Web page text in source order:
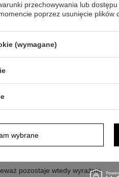
łańcuszek oraz estetyczne
upominek, który nie
charakter prezentu
i dedykacja
stylizacji, zwłaszcza przy
dobrze współgra z
pozostaje wtedy wyraźnie
przechowywania lub
poprzez usunięcie
(wymagane)
wybrane